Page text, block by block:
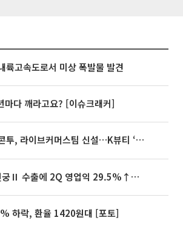
륙고속도로서 미상 폭발물 발견
마다 깨라고요? [이슈크래커]
이브커머스팀 신설…K뷰티 ‘글로벌 판매망’ 확대[K뷰티 라방戰]
LIG D&A, 천궁Ⅱ 수출에 2Q 영업익 29.5%↑…수주잔고 24.6조 [종합]
하락, 환율 1420원대 [포토]